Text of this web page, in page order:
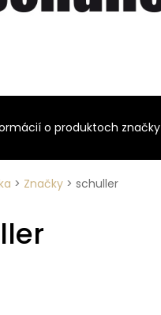
o produktoch značky
> Značky > schuller